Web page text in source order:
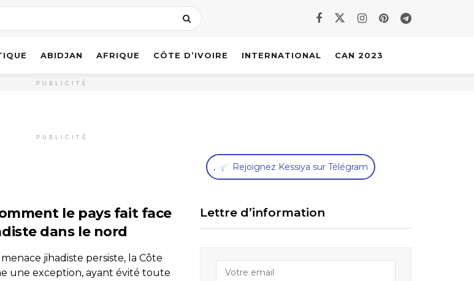
ABIDJAN AFRIQUE CÔTE D’IVOIRE INTERNATIONAL CAN 2023
PUBLICITÉ
PUBLICITÉ
le pays fait face
dans le nord
jihadiste persiste, la Côte
une exception, ayant évité toute
, Rejoignez Kessiya sur Télégram
Lettre d’information